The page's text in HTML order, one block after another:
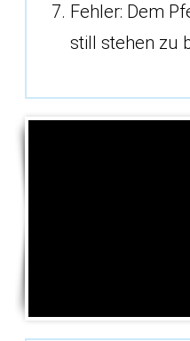
Fehler: Dem
still stehen zu